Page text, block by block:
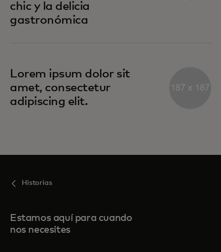
chic y la delicia
gastronómica
Lorem ipsum dolor sit
amet, consectetur
adipiscing elit.
Historias
Estamos aquí para cuando
nos necesites